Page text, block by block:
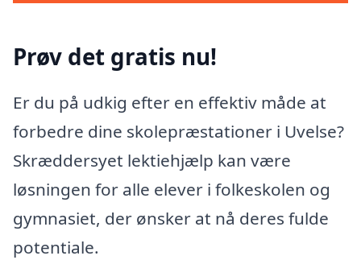
Prøv det gratis nu!
Er du på udkig efter en effektiv måde at
forbedre dine skolepræstationer i Uvelse?
Skræddersyet lektiehjælp kan være
løsningen for alle elever i folkeskolen og
gymnasiet, der ønsker at nå deres fulde
potentiale.